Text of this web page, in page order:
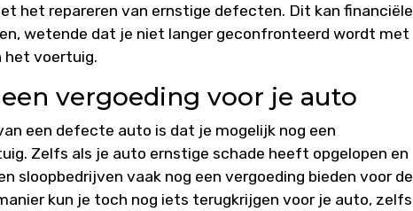
het repareren van ernstige defecten. Dit kan financiële
wetende dat je niet langer geconfronteerd wordt met
het voertuig.
vergoeding voor je auto
een defecte auto is dat je mogelijk nog een
Zelfs als je auto ernstige schade heeft opgelopen en
sloopbedrijven vaak nog een vergoeding bieden voor de
kun je toch nog iets terugkrijgen voor je auto, zelfs